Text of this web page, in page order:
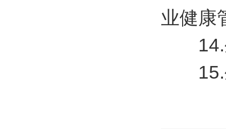
业健康
14.生
15.